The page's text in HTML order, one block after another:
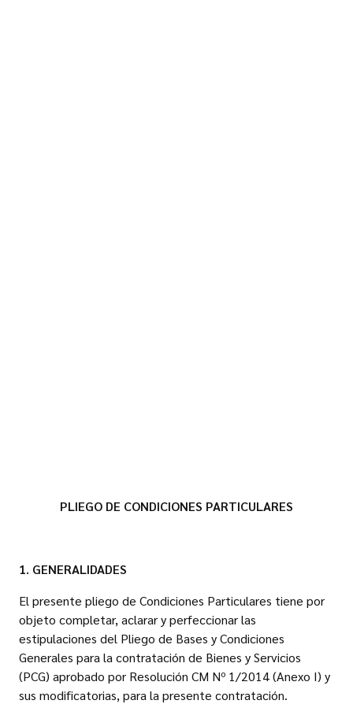
PLIEGO DE CONDICIONES PARTICULARES
1. GENERALIDADES
El presente pliego de Condiciones Particulares tiene por
objeto completar, aclarar y perfeccionar las
estipulaciones del Pliego de Bases y Condiciones
Generales para la contratación de Bienes y Servicios
(PCG) aprobado por Resolución CM Nº 1/2014 (Anexo I) y
sus modificatorias, para la presente contratación.